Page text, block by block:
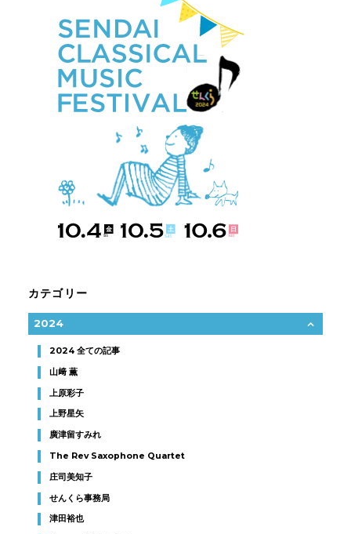
カテゴリー
2024
2024 全ての記事
山﨑 薫
上原彩子
上野星矢
廣津留すみれ
The Rev Saxophone Quartet
庄司美知子
せんくら事務局
津田裕也